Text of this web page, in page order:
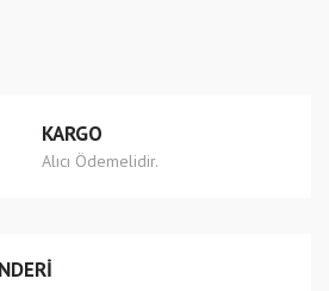
eksik bilgiler bulunuyor.
alternatifler olmalı.
KARGO
Alıcı Ödemelidir.